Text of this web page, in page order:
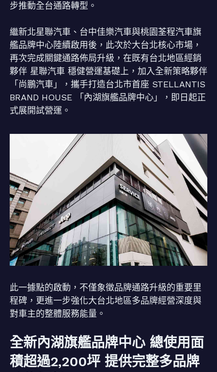
步推動全台通路轉型。
繼新北星聯汽車、台中佳樂汽車與桃園荃程汽車旗
艦品牌中心陸續啟用後，此次於大台北核心市場，
再次完成關鍵通路佈局升級，在既有台北地區經銷
夥伴 星聯汽車 穩健營運基礎上，加入全新策略夥伴
「尚鵬汽車」，攜手打造台北市首座 STELLANTIS
BRAND HOUSE 「內湖旗艦品牌中心」，即日起正
式展開試營運。
此一據點的啟動，不僅象徵品牌通路升級的重要里
程碑，更進一步強化大台北地區多品牌經營深度與
對車主的整體服務能量。
全新內湖旗艦品牌中心 總使用面
積超過2,200坪 提供完整多品牌